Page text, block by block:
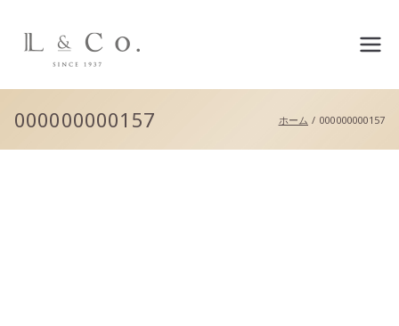
L&co.（エルアンドコー）公
000000000157 ホーム 000000000157